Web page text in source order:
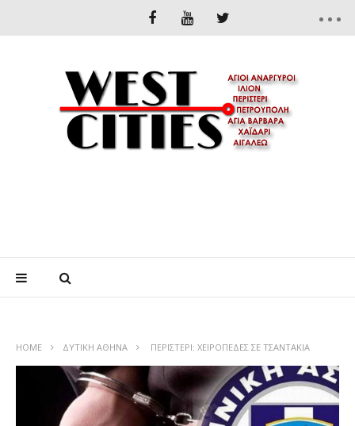
HOME ΔΥΤΙΚΉ ΑΘΉΝΑ ΠΕΡΙΣΤΕΡΙ: ΧΕΙΡΟΠΕΔΕΣ ΣΕ ΤΣΑΝΤΑΚΙΑ